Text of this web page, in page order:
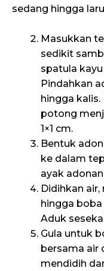
sedang hingga
Masukkan
sedikit
spatula
Pindahkan
hingga
potong
1×1 cm.
Bentuk
ke dalam
ayak
Didihkan
hingga
Aduk
Gula untuk
bersama air
mendidih